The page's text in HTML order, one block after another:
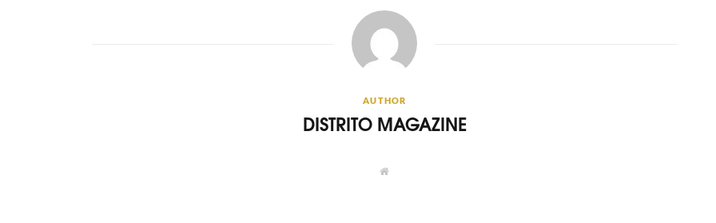
AUTHOR
DISTRITO MAGAZINE
W